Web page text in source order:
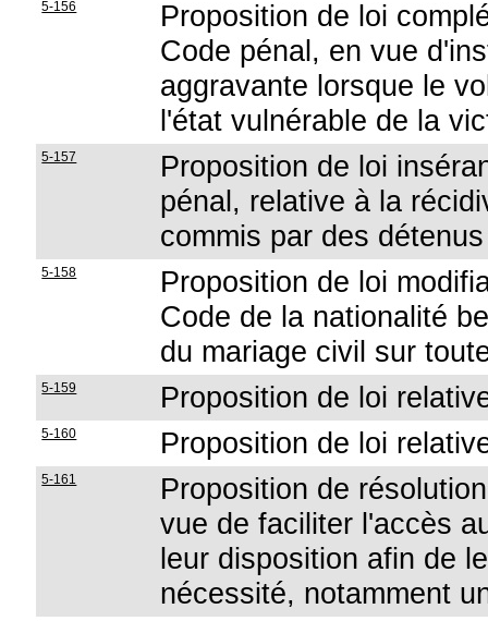
5-156
Proposition de loi
Code pénal, en vue
aggravante lorsque le
l'état vulnérable de la
5-157
Proposition de loi
pénal, relative à la
commis par des
5-158
Proposition de loi
Code de la nationalité
du mariage civil sur
5-159 Proposition de loi
5-160 Proposition de loi
5-161
Proposition de
vue de faciliter l'accès
leur disposition afin de
nécessité, notamment